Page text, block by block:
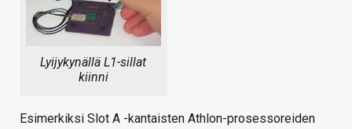
Lyijykynällä L1-sillat
kiinni
Esimerkiksi Slot A -kantaisten Athlon-prosessoreiden